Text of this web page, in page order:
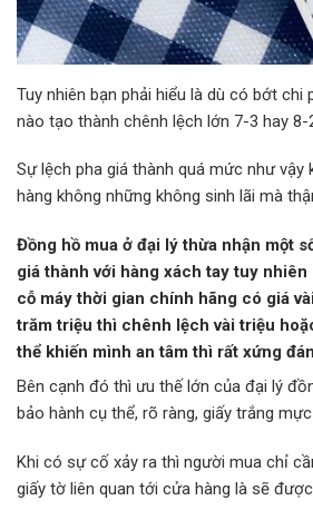
Tuy nhiên bạn phải hiểu là dù có bớt chi
nào tạo thành chênh lệch lớn 7-3 hay
Sự lệch pha giá thành quá mức như vậy
hàng không những không sinh lãi mà
Đồng hồ mua ở đại lý thừa nhận một
giá thành với hàng xách tay tuy
cỗ máy thời gian chính hãng có giá
trăm triệu thì chênh lệch vài triệu
thể khiến mình an tâm thì rất xứng
Bên cạnh đó thì ưu thế lớn của đại lý
bảo hành cụ thể, rõ ràng, giấy trắng
Khi có sự cố xảy ra thì người mua chỉ
giấy tờ liên quan tới cửa hàng là sẽ